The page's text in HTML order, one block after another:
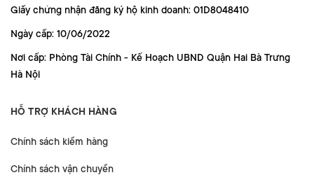
Giấy chứng nhận đăng ký hộ kinh doanh: 01D8048410
Ngày cấp: 10/06/2022
Nơi cấp: Phòng Tài Chính - Kế Hoạch UBND Quận Hai Bà Trưng
Hà Nội
HỖ TRỢ KHÁCH HÀNG
Chính sách kiểm hàng
Chính sách vận chuyển